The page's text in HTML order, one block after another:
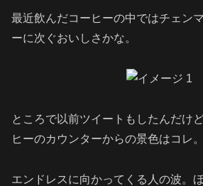
最近飲んだコーヒーの中ではチェン
ーに次ぐおいしさかな。
ところで以前ツイートもしたんだけ
ヒーのカウンターからの景色はコレ。
エンドレスに向かってくる人の波。